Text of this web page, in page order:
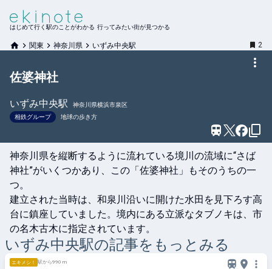
はじめて行く駅のことがわかる 行ってみたい街が見つかる
関東 神奈川県 いずみ中央駅 2
佐婆神社
いずみ中央駅
神奈川県横浜市泉区
相鉄グループ
地球の歩き方
神奈川県を縦断するように流れている境川の流域に“さば
神社”がいくつかあり、この「佐婆神社」もそのうちの一
つ。
建立された当時は、和泉川沿いに開けた水田を見下ろす高
台に鎮座していました。境内にある立派なタブノキは、市
の名木古木に指定されています。
いずみ中央駅の記事をもっとみる
エキメシ！ 駅から990 m